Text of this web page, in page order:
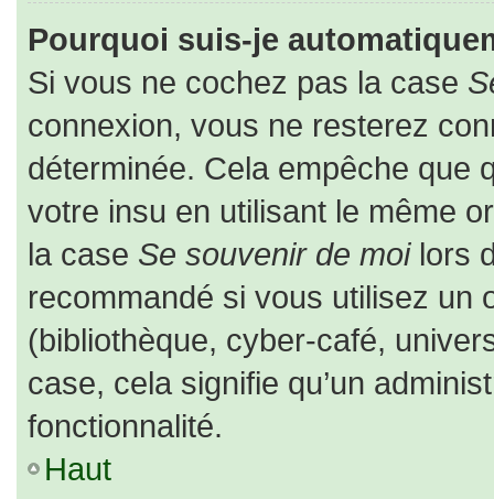
Pourquoi suis-je
Si vous ne cochez pas la case
connexion, vous ne resterez
déterminée. Cela empêche que
votre insu en utilisant le même
la case Se souvenir de moilors
recommandé si vous utilisez un
(bibliothèque, cyber-café,
case, cela signifie qu’un
fonctionnalité.
Haut